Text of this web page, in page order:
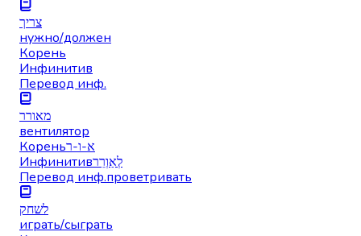
צריך
нужно/должен
Корень
Инфинитив
Перевод инф.
מאורר
вентилятор
Кореньא-ו-ר
Инфинитивלְאַוְרֵר
Перевод инф.проветривать
לשחק
играть/сыграть